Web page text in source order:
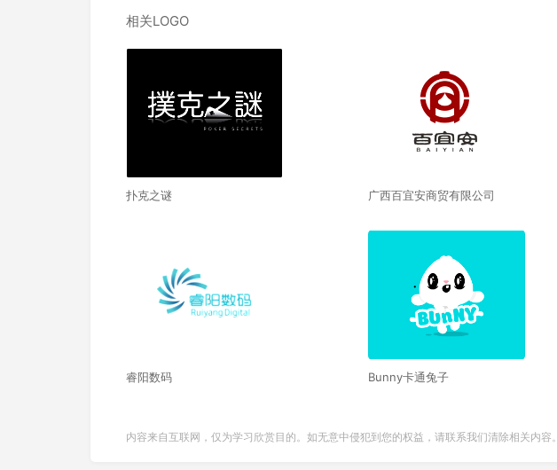
相关LOGO
扑克之谜 广西百宜安商贸有限公司
睿阳数码 Bunny卡通兔子
内容来自互联网，仅为学习欣赏目的。如无意中侵犯到您的权益，请联系我们清除相关内容。